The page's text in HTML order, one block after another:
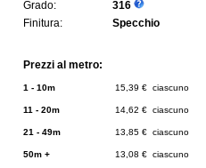
Grado:
316
Finitura:
Specchio
Prezzi al metro:
1 - 10m 15,39 € ciascuno
11 - 20m 14,62 € ciascuno
21 - 49m 13,85 € ciascuno
50m + 13,08 € ciascuno